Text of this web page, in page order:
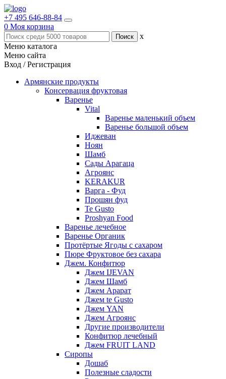
+7 495 646-88-84
0 Моя корзина
x
Меню каталога
Меню сайта
Вход / Регистрация
Армянские продукты
Консервация фруктовая
Варенье
Vital
Варенье маленький объем
Варенье большой объем
Иджеван
Ноян
Шамб
Сады Арагаца
Агроянс
KERAKUR
Варга - Фуд
Прошян фуд
Te Gusto
Proshyan Food
Варенье лечебное
Варенье Органик
Протёртые Ягоды с сахаром
Пюре Фруктовое без сахара
Джем. Конфитюр
Джем IJEVAN
Джем Шамб
Джем Арарат
Джем te Gusto
Джем YAN
Джем Агроянс
Другие производители
Конфитюр лечебный
Джем FRUIT LAND
Сиропы
Дошаб
Полезные сладости